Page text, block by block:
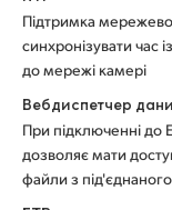
Підтримка
синхронізувати час
до мережі камері
Вебдиспетчер
При підключенні до
дозволяє мати
файли з